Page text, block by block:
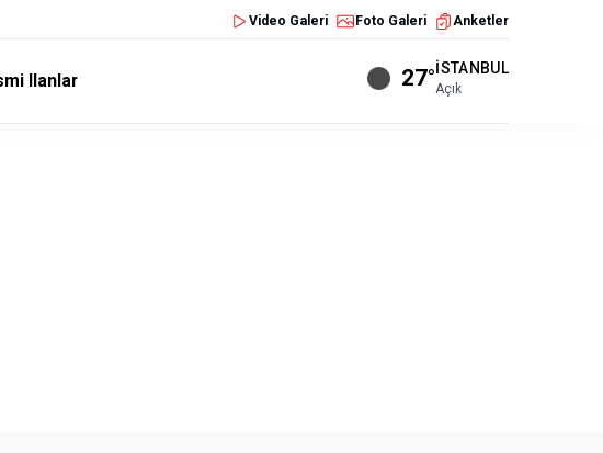
Video Galeri Foto Galeri Anketler
Ilanlar 27°İSTANBUL
Açık